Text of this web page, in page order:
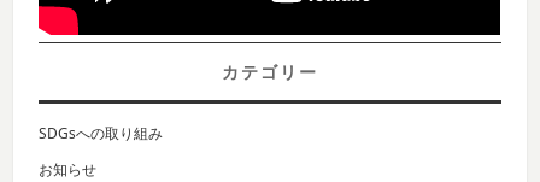
カテゴリー
SDGsへの取り組み
お知らせ